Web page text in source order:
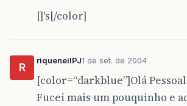
[]'s[/color]
R
riqueneilPJ1 de set. de 2004
[color=“darkblue”]Olá
Fucei mais um pouquinho e